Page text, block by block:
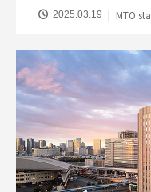
2025.03.19 MTO